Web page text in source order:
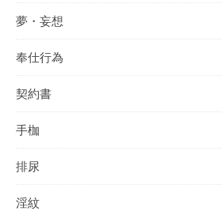
夢・妄想
奉仕行為
契約書
手枷
排尿
淫紋